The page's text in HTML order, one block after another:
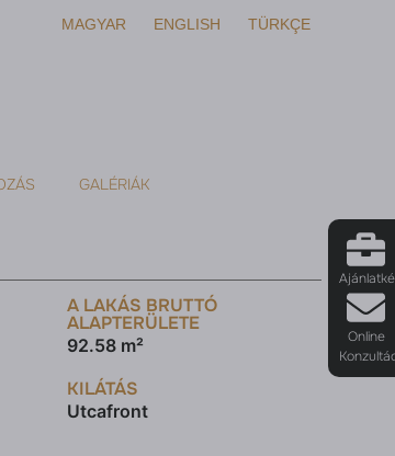
MAGYAR ENGLISH TÜRKÇE
GALÉRIÁK
Online
A LAKÁS BRUTTÓ
ALAPTERÜLETE
92.58 m²
KILÁTÁS
Utcafront